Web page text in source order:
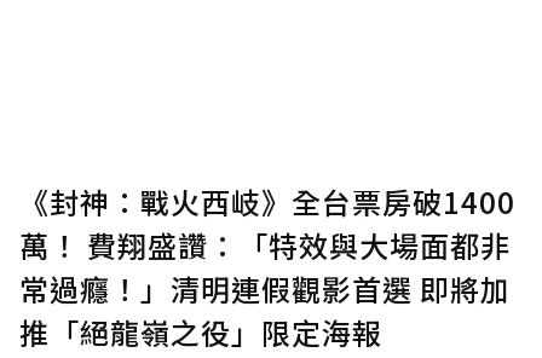
《封神：戰火西岐》全台票房破1400
萬！ 費翔盛讚：「特效與大場面都非
常過癮！」清明連假觀影首選 即將加
推「絕龍嶺之役」限定海報